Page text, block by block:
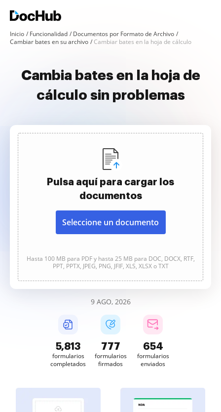
Inicio Funcionalidad
Documentos por Formato de Archivo
Cambiar bates en su archivo
Cambiar bates en la hoja de cálculo
Cambia bates en la hoja de
cálculo sin problemas
Pulsa aquí para cargar los
documentos
Seleccione un documento
Hasta 100 MB para PDF y hasta 25 MB para DOC, DOCX, RTF,
PPT, PPTX, JPEG, PNG, JFIF, XLS, XLSX o TXT
9 AGO, 2026
5,814
formularios
completados
777
formularios
firmados
654
formularios
enviados